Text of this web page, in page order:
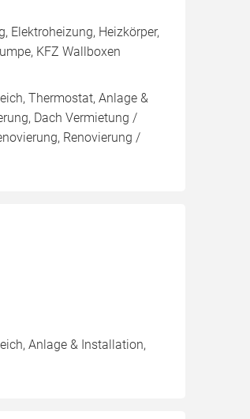
Elektroheizung, Heizkörper,
KFZ Wallboxen
Thermostat, Anlage &
Dach Vermietung /
Renovierung /
Anlage & Installation,